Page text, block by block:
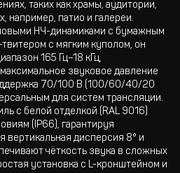
таких как храмы, аудитории,
например, патио и галереи.
НЧ-динамиками с бумажным
с мягким куполом, он
165 Гц–18 кГц,
звуковое давление
70/100 В (100/60/40/20
для систем трансляции.
с белой отделкой (RAL 9016)
(IP66), гарантируя
вертикальная дисперсия 8° и
чёткость звука в сложных
установка с L-кронштейном и